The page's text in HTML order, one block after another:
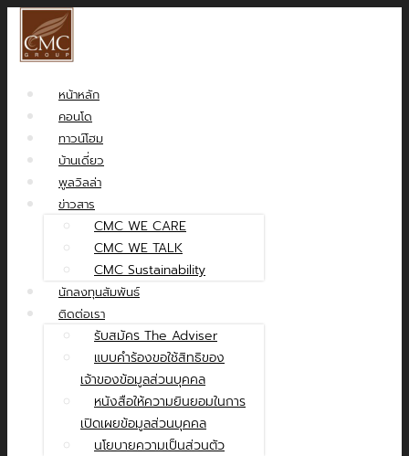
หน้าหลัก
คอนโด
ทาวน์โฮม
บ้านเดี่ยว
พูลวิลล่า
ข่าวสาร
CMC WE CARE
CMC WE TALK
CMC Sustainability
นักลงทุนสัมพันธ์
ติดต่อเรา
รับสมัคร The Adviser
แบบคำร้องขอใช้สิทธิของ
เจ้าของข้อมูลส่วนบุคคล
หนังสือให้ความยินยอมในการ
เปิดเผยข้อมูลส่วนบุคคล
นโยบายความเป็นส่วนตัว